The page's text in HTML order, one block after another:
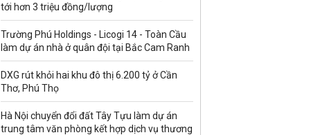
tới hơn 3 triệu đồng/lượng
Trường Phú Holdings - Licogi 14 - Toàn Cầu
làm dự án nhà ở quân đội tại Bắc Cam Ranh
DXG rút khỏi hai khu đô thị 6.200 tỷ ở Cần
Thơ, Phú Thọ
Hà Nội chuyển đổi đất Tây Tựu làm dự án
trung tâm văn phòng kết hợp dịch vụ thương